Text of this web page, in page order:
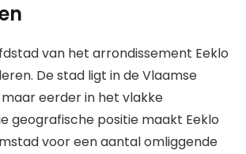
van het arrondissement Eeklo
De stad ligt in de Vlaamse
eerder in het vlakke
geografische positie maakt Eeklo
voor een aantal omliggende